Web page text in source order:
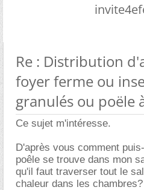
Re : Distribution
foyer ferme ou
granulés ou poële
Ce sujet m'intéresse.
D'après vous comment
poêle se trouve dans mon
qu'il faut traverser tout le
chaleur dans les chambres?